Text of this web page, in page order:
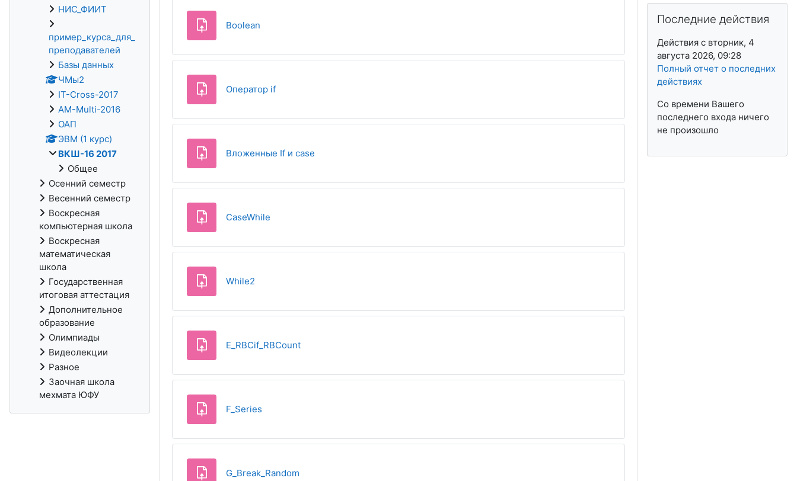
BooleanЗадание
Оператор ifЗадание
Вложенные If и caseЗадание
CaseWhileЗадание
While2Задание
E_RBCif_RBCountЗадание
F_SeriesЗадание
G_Break_RandomЗадание
НИС_ФИИТ
пример_курса_для_
преподавателей
Базы данных
ЧМы2
IT-Cross-2017
AM-Multi-2016
ОАП
ЭВМ (1 курс)
ВКШ-16 2017
Общее
Осенний семестр
Весенний семестр
Воскресная
компьютерная школа
Воскресная
математическая
школа
Государственная
итоговая аттестация
Дополнительное
образование
Олимпиады
Видеолекции
Разное
Заочная школа
мехмата ЮФУ
Последние действия
Действия с вторник, 4
августа 2026, 09:28
Полный отчет о последних
действиях
Со времени Вашего
последнего входа ничего
не произошло